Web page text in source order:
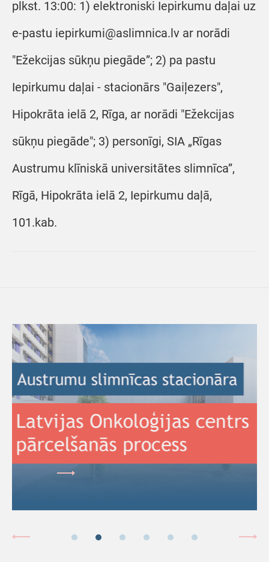
plkst. 13:00: 1) elektroniski Iepirkumu daļai uz
e-pastu iepirkumi@aslimnica.lv ar norādi
"Ežekcijas sūkņu piegāde”; 2) pa pastu
Iepirkumu daļai - stacionārs "Gaiļezers",
Hipokrāta ielā 2, Rīga, ar norādi "Ežekcijas
sūkņu piegāde"; 3) personīgi, SIA „Rīgas
Austrumu klīniskā universitātes slimnīca”,
Rīgā, Hipokrāta ielā 2, Iepirkumu daļā,
101.kab.